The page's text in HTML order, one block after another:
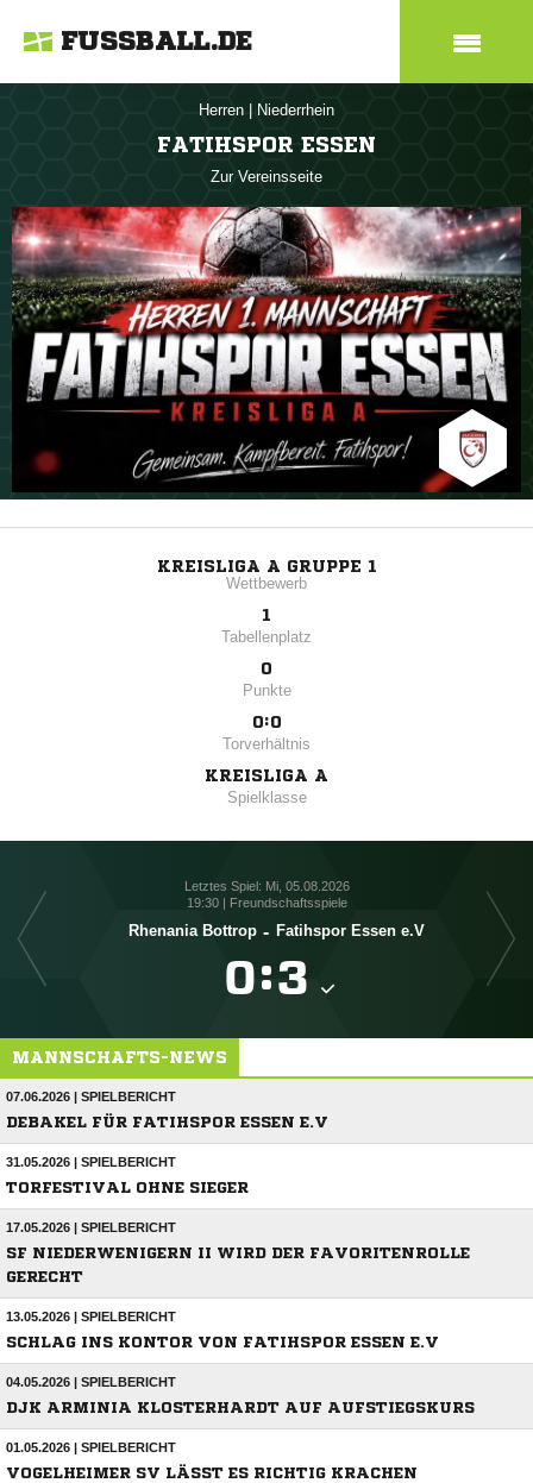
FUSSBALL.DE
Herren Niederrhein
FATIHSPOR ESSEN
Zur Vereinsseite
KREISLIGA A GRUPPE 1
Wettbewerb
1
Tabellenplatz
0
Punkte
0:0
Torverhältnis
KREISLIGA A
Spielklasse
Letztes Spiel: Mi, 05.08.2026
19:30 | Freundschaftsspiele
Rhenania Bottrop - Fatihspor Essen e.V
:
MANNSCHAFTS-NEWS
07.06.2026 | SPIELBERICHT
DEBAKEL FÜR FATIHSPOR ESSEN E.V
31.05.2026 | SPIELBERICHT
TORFESTIVAL OHNE SIEGER
17.05.2026 | SPIELBERICHT
SF NIEDERWENIGERN II WIRD DER FAVORITENROLLE
GERECHT
13.05.2026 | SPIELBERICHT
SCHLAG INS KONTOR VON FATIHSPOR ESSEN E.V
04.05.2026 | SPIELBERICHT
DJK ARMINIA KLOSTERHARDT AUF AUFSTIEGSKURS
01.05.2026 | SPIELBERICHT
VOGELHEIMER SV LÄSST ES RICHTIG KRACHEN